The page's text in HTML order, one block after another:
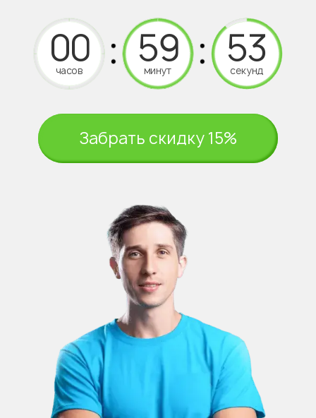
часов минут секунд
Забрать скидку 15%